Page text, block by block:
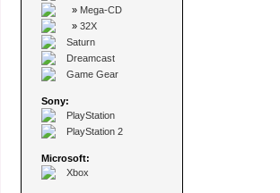
» Mega-CD
» 32X
Saturn
Dreamcast
Game Gear
Sony:
PlayStation
PlayStation 2
Microsoft:
Xbox